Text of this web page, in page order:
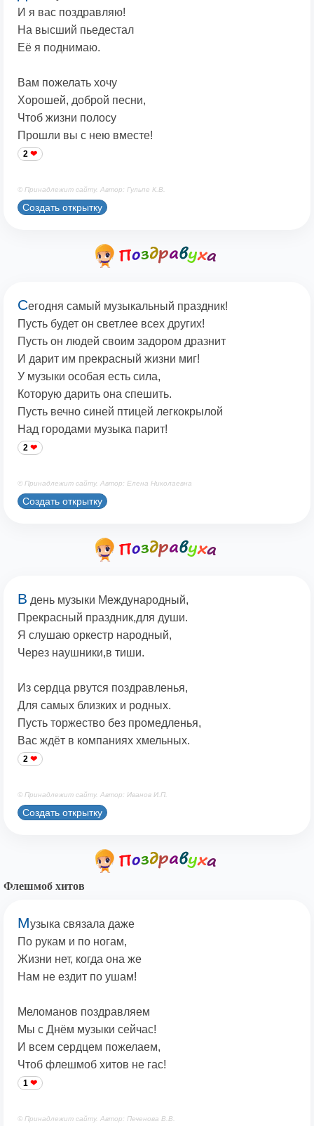
И я вас поздравляю!
На высший пьедестал
Её я поднимаю.
Вам пожелать хочу
Хорошей, доброй песни,
Чтоб жизни полосу
Прошли вы с нею вместе!
2
© Принадлежит сайту. Автор: Гульпе К.В.
Создать открытку
Сегодня самый музыкальный праздник!
Пусть будет он светлее всех других!
Пусть он людей своим задором дразнит
И дарит им прекрасный жизни миг!
У музыки особая есть сила,
Которую дарить она спешить.
Пусть вечно синей птицей легкокрылой
Над городами музыка парит!
2
© Принадлежит сайту. Автор: Елена Николаевна
Создать открытку
В день музыки Международный,
Прекрасный праздник,для души.
Я слушаю оркестр народный,
Через наушники,в тиши.
Из сердца рвутся поздравленья,
Для самых близких и родных.
Пусть торжество без промедленья,
Вас ждёт в компаниях хмельных.
2
© Принадлежит сайту. Автор: Иванов И.П.
Создать открытку
Флешмоб хитов
Музыка связала даже
По рукам и по ногам,
Жизни нет, когда она же
Нам не ездит по ушам!
Меломанов поздравляем
Мы с Днём музыки сейчас!
И всем сердцем пожелаем,
Чтоб флешмоб хитов не гас!
1
© Принадлежит сайту. Автор: Печенова В.В.